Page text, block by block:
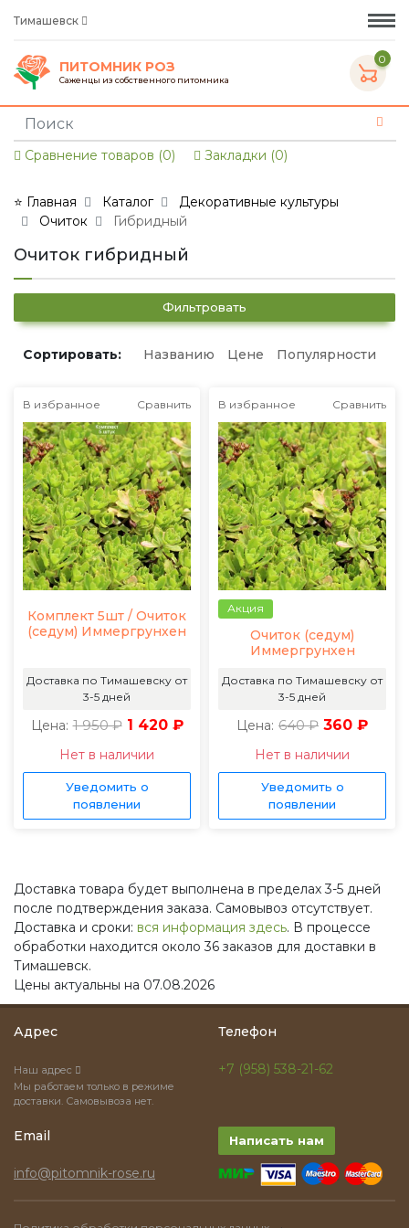
Тимашевск
ПИТОМНИК РОЗ
Саженцы из собственного питомника
0
Сравнение товаров (0) Закладки (0)
⭐ Главная Каталог
Декоративные культуры
Очиток
Гибридный
Очиток гибридный
Фильтровать
Сортировать: Названию Цене Популярности
В избранное Сравнить
Комплект 5шт / Очиток
(седум) Иммергрунхен
Доставка по Тимашевску от
3-5 дней
Цена: 1 950 ₽ 1 420 ₽
Нет в наличии
Уведомить о
появлении
В избранное Сравнить
Акция
Очиток (седум)
Иммергрунхен
Доставка по Тимашевску от
3-5 дней
Цена: 640 ₽ 360 ₽
Нет в наличии
Уведомить о
появлении
Доставка товара будет выполнена в пределах 3-5 дней
после подтверждения заказа. Самовывоз отсутствует.
Доставка и сроки: вся информация здесь. В процессе
обработки находится около 36 заказов для доставки в
Тимашевск.
Цены актуальны на 07.08.2026
Адрес
Наш адрес
Мы работаем только в режиме
доставки. Самовывоза нет.
Телефон
+7 (958) 538-21-62
Email
info@pitomnik-rose.ru
Написать нам